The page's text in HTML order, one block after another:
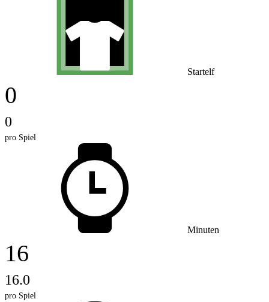
Startelf
0
0
pro Spiel
Minuten
16
16.0
pro Spiel